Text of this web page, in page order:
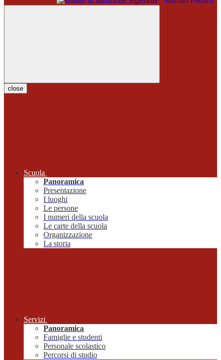
close
Scuola
Panoramica
Presentazione
I luoghi
Le persone
I numeri della scuola
Le carte della scuola
Organizzazione
La storia
Servizi
Panoramica
Famiglie e studenti
Personale scolastico
Percorsi di studio